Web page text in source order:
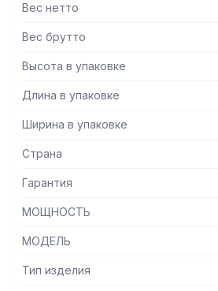
— Толщина столешницы: 50 мм
Вес нетто
Вес брутто
Высота в упаковке
Длина в упаковке
Ширина в упаковке
Страна
Гарантия
МОЩНОСТЬ
МОДЕЛЬ
Тип изделия